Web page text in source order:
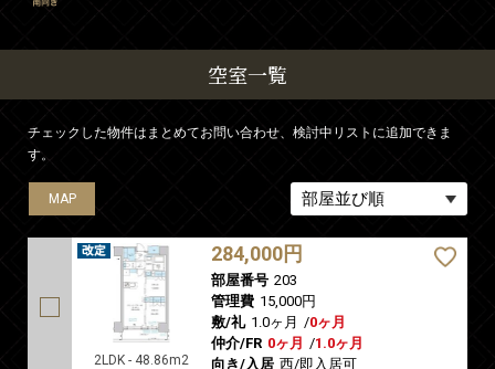
空室一覧
チェックした物件はまとめてお問い合わせ、検討中リストに追加できま
す。
MAP
2LDK - 48.86m2
284,000円
部屋番号 203
管理費 15,000円
敷/礼 1.0ヶ月 /0ヶ月
仲介/FR 0ヶ月 /1.0ヶ月
向き/入居 西/即入居可
MAP
MAP
MAP
MAP
MAP
MAP
MAP
MAP
MAP
MAP
MAP
MAP
MAP
MAP
MAP
MAP
MAP
MAP
MAP
MAP
MAP